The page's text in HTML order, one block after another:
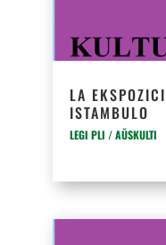
LA
ISTAMBULO
LEGI PLI / AŬSKULTI